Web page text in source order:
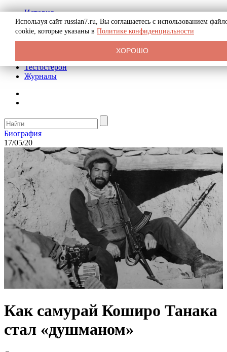
История
Биография
Криминал
Реклама на сайте
Тестостерон
Журналы
Биография
17/05/20
Как самурай Коширо Танака
стал «душманом»
Используя сайт russian7.ru, Вы соглашаетесь с использованием
cookie, которые указаны в Политике конфиденциальности
ХОРОШО